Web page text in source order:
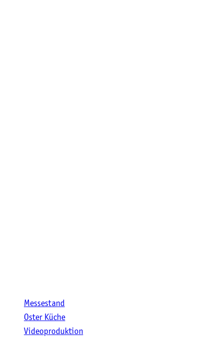
Messestand
Oster Küche
Videoproduktion